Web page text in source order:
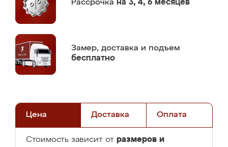
Рассрочка на 3, 4, 6 месяцев
Замер, доставка и подъем
бесплатно
Цена Доставка Оплата
Стоимость зависит от размеров и